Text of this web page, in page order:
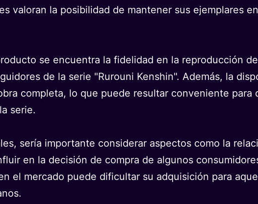
valoran la posibilidad de mantener sus ejemplares
se encuentra la fidelidad en la reproducción
de la serie "Rurouni Kenshin". Además, la
completa, lo que puede resultar conveniente para
serie.
sería importante considerar aspectos como la
en la decisión de compra de algunos
el mercado puede dificultar su adquisición para